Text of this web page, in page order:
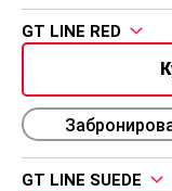
GT LINE RED
GT LINE SUEDE